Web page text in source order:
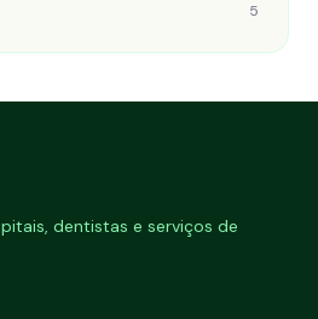
5
dentistas e serviços de